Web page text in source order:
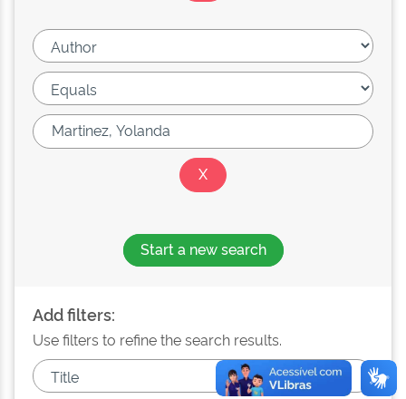
Start a new search
Add filters:
Use filters to refine the search results.